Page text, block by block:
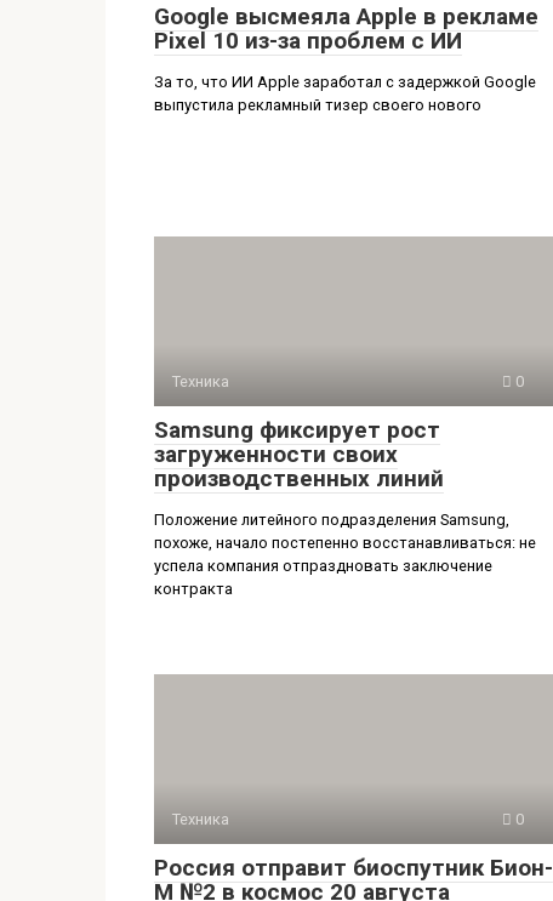
Google высмеяла Apple в рекламе
Pixel 10 из-за проблем с ИИ
За то, что ИИ Apple заработал с задержкой Google
выпустила рекламный тизер своего нового
Техника 0
Samsung фиксирует рост
загруженности своих
производственных линий
Положение литейного подразделения Samsung,
похоже, начало постепенно восстанавливаться: не
успела компания отпраздновать заключение
контракта
Техника 0
Россия отправит биоспутник Бион-
М №2 в космос 20 августа